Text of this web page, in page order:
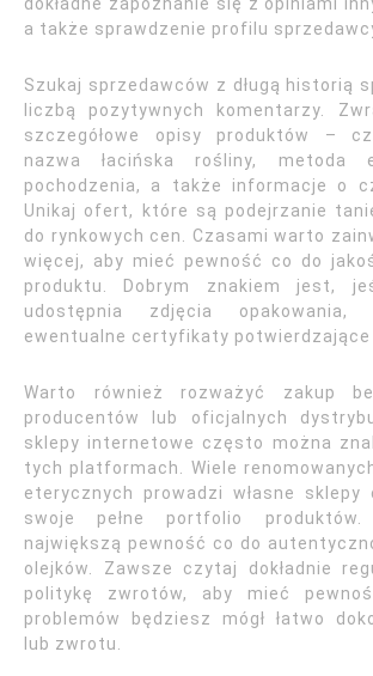
a także sprawdzenie profilu
Szukaj sprzedawców z długą historią
liczbą pozytywnych komentarzy.
szczegółowe opisy produktów –
nazwa łacińska rośliny, metoda
pochodzenia, a także informacje o
Unikaj ofert, które są podejrzanie
do rynkowych cen. Czasami warto
więcej, aby mieć pewność co do
produktu. Dobrym znakiem jest,
udostępnia zdjęcia
ewentualne certyfikaty potwierdzające
Warto również rozważyć zakup
producentów lub oficjalnych
sklepy internetowe często można
tych platformach. Wiele
eterycznych prowadzi własne sklepy
swoje pełne portfolio
największą pewność co do
olejków. Zawsze czytaj dokładnie
politykę zwrotów, aby mieć
problemów będziesz mógł łatwo
lub zwrotu.